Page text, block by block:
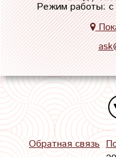
Режим работы: с
Обратная связь